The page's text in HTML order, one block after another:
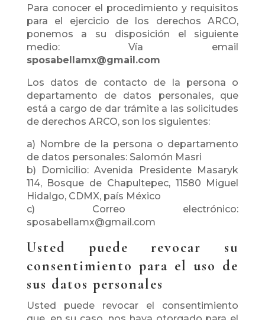
Para conocer el procedimiento y requisitos
para el ejercicio de los derechos ARCO,
ponemos a su disposición el siguiente
medio: Vía email
sposabellamx@gmail.com
Los datos de contacto de la persona o
departamento de datos personales, que
está a cargo de dar trámite a las solicitudes
de derechos ARCO, son los siguientes:
a) Nombre de la persona o departamento
de datos personales: Salomón Masri
b) Domicilio: Avenida Presidente Masaryk
114, Bosque de Chapultepec, 11580 Miguel
Hidalgo, CDMX, país México
c) Correo electrónico:
sposabellamx@gmail.com
Usted puede revocar su
consentimiento para el uso de
sus datos personales
Usted puede revocar el consentimiento